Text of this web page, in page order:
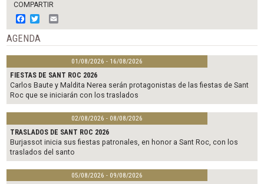
COMPARTIR
F
a
c
e
b
o
o
k
w
i
t
t
e
r
m
i
l
AGENDA
01/08/2026 - 16/08/2026
FIESTAS DE SANT ROC 2026
Carlos Baute y Maldita Nerea serán protagonistas de las fiestas de Sant
Roc que se iniciarán con los traslados
02/08/2026 - 08/08/2026
TRASLADOS DE SANT ROC 2026
Burjassot inicia sus fiestas patronales, en honor a Sant Roc, con los
traslados del santo
05/08/2026 - 09/08/2026